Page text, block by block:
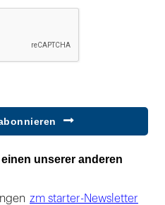
unserer anderen
zm starter-Newsletter